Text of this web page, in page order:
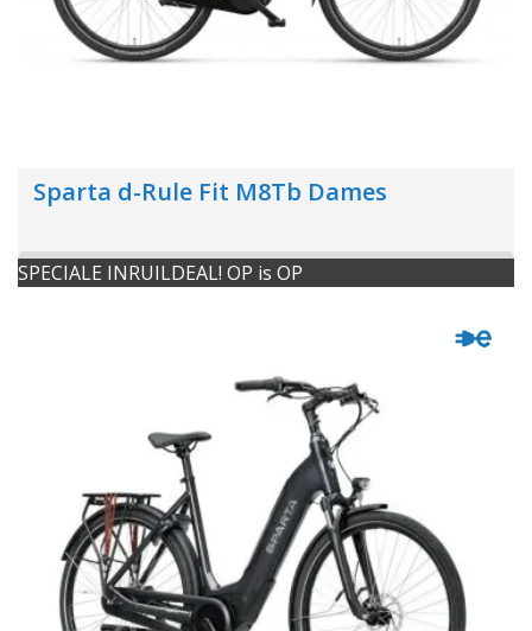
Sparta d-Rule Fit M8Tb Dames
SPECIALE INRUILDEAL! OP is OP